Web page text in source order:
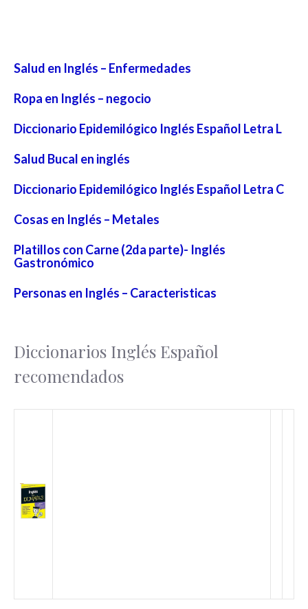
Salud en Inglés – Enfermedades
Ropa en Inglés – negocio
Diccionario Epidemilógico Inglés Español Letra L
Salud Bucal en inglés
Diccionario Epidemilógico Inglés Español Letra C
Cosas en Inglés – Metales
Platillos con Carne (2da parte)- Inglés
Gastronómico
Personas en Inglés – Caracteristicas
Diccionarios Inglés Español
recomendados